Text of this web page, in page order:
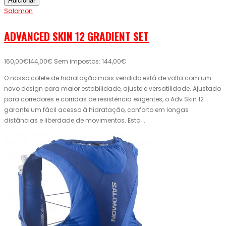
Salomon
ADVANCED SKIN 12 GRADIENT SET
160,00€144,00€ Sem impostos: 144,00€
O nosso colete de hidratação mais vendido está de volta com um
novo design para maior estabilidade, ajuste e versatilidade. Ajustado
para corredores e corridas de resistência exigentes, o Adv Skin 12
garante um fácil acesso à hidratação, conforto em longas
distâncias e liberdade de movimentos. Esta ..